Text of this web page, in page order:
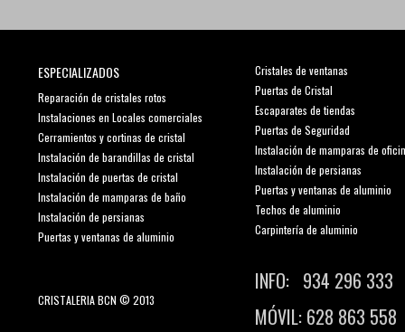
ESPECIALIZADOS
Reparación de cristales rotos
Instalaciones en Locales comerciales
Cerramientos y cortinas de cristal
Instalación de barandillas de cristal
Instalación de puertas de cristal
Instalación de mamparas de baño
Instalación de persianas
Puertas y ventanas de aluminio
CRISTALERIA BCN © 2013
Cristales de ventanas
Puertas de Cristal
Escaparates de tiendas
Puertas de Seguridad
Instalación de mamparas de
Instalación de persianas
Puertas y ventanas de aluminio
Techos de aluminio
Carpintería de aluminio
INFO: 934 296 333
MÓVIL: 628 863 558